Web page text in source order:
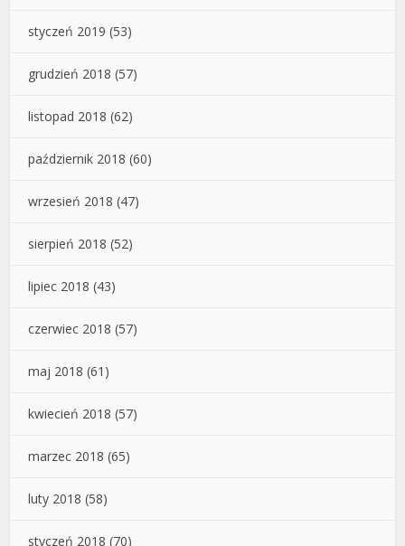
styczeń 2019 (53)
grudzień 2018 (57)
listopad 2018 (62)
październik 2018 (60)
wrzesień 2018 (47)
sierpień 2018 (52)
lipiec 2018 (43)
czerwiec 2018 (57)
maj 2018 (61)
kwiecień 2018 (57)
marzec 2018 (65)
luty 2018 (58)
styczeń 2018 (70)